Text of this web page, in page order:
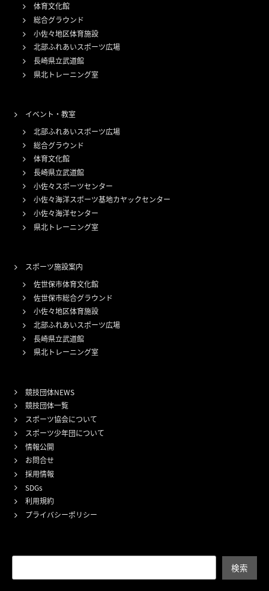
体育文化館
総合グラウンド
小佐々地区体育施設
北部ふれあいスポーツ広場
長崎県立武道館
県北トレーニング室
イベント・教室
北部ふれあいスポーツ広場
総合グラウンド
体育文化館
長崎県立武道館
小佐々スポーツセンター
小佐々海洋スポーツ基地カヤックセンター
小佐々海洋センター
県北トレーニング室
スポーツ施設案内
佐世保市体育文化館
佐世保市総合グラウンド
小佐々地区体育施設
北部ふれあいスポーツ広場
長崎県立武道館
県北トレーニング室
競技団体NEWS
競技団体一覧
スポーツ協会について
スポーツ少年団について
情報公開
お問合せ
採用情報
SDGs
利用規約
プライバシーポリシー
検索